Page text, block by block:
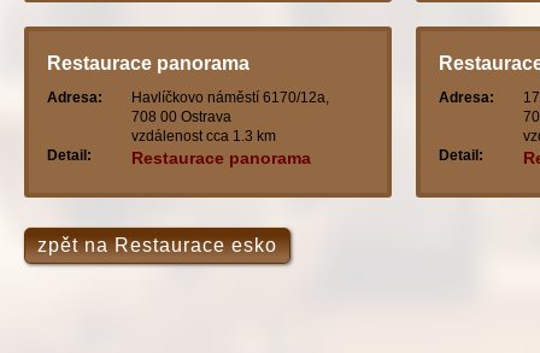
Restaurace panorama
Adresa:
Havlíčkovo náměstí 6170/12a,
708 00 Ostrava
vzdálenost cca 1.3 km
Detail:
Restaurace panorama
Adresa:
Detail:
zpět na Restaurace esko